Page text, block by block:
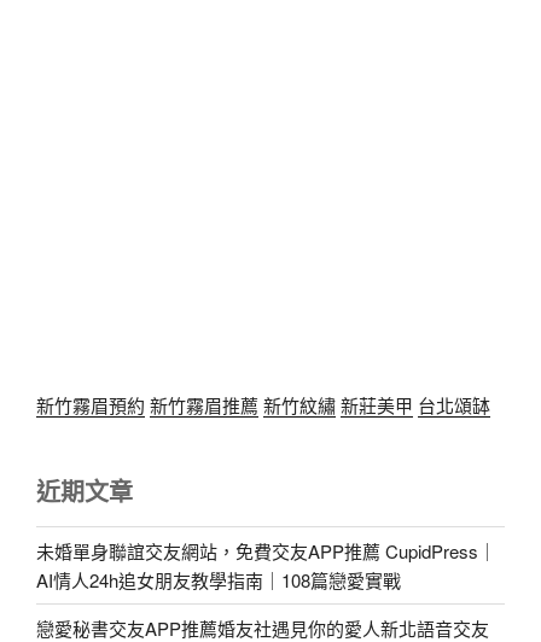
新竹霧眉預約 新竹霧眉推薦 新竹紋繡新莊美甲 台北頌缽
近期文章
未婚單身聯誼交友網站，免費交友APP推薦 CupidPress｜
AI情人24h追女朋友教學指南｜108篇戀愛實戰
戀愛秘書交友APP推薦婚友社遇見你的愛人新北語音交友